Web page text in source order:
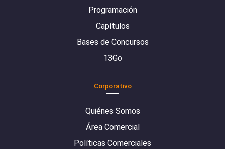
Programación
Capítulos
Bases de Concursos
13Go
Corporativo
Quiénes Somos
Área Comercial
Políticas Comerciales